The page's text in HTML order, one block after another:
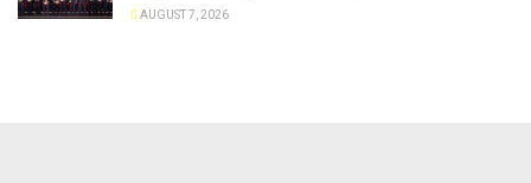
AUGUST 7, 2026